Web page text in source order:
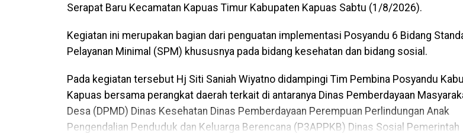
Serapat Baru Kecamatan Kapuas Timur Kabupaten Kapuas Sabtu (1/8/2026).
Kegiatan ini merupakan bagian dari penguatan implementasi Posyandu 6 Bidang
Pelayanan Minimal (SPM) khususnya pada bidang kesehatan dan bidang sosial.
Pada kegiatan tersebut Hj Siti Saniah Wiyatno didampingi Tim Pembina Posyandu
Kapuas bersama perangkat daerah terkait di antaranya Dinas Pemberdayaan
Desa (DPMD) Dinas Kesehatan Dinas Pemberdayaan Perempuan Perlindungan Anak
Pengendalian Penduduk dan Keluarga Berencana (P3APPKB) Dinas Sosial Pemerintah